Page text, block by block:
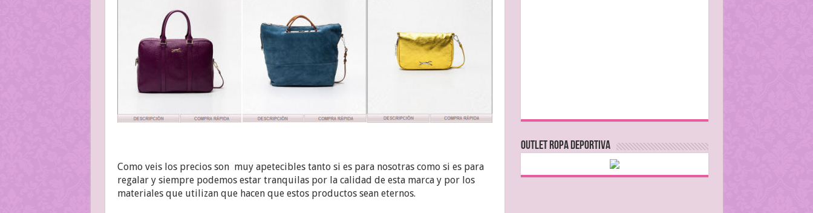
Como veis los precios son muy apetecibles tanto si es para nosotras como si es para
regalar y siempre podemos estar tranquilas por la calidad de esta marca y por los
materiales que utilizan que hacen que estos productos sean eternos.
OUTLET ROPA DEPORTIVA